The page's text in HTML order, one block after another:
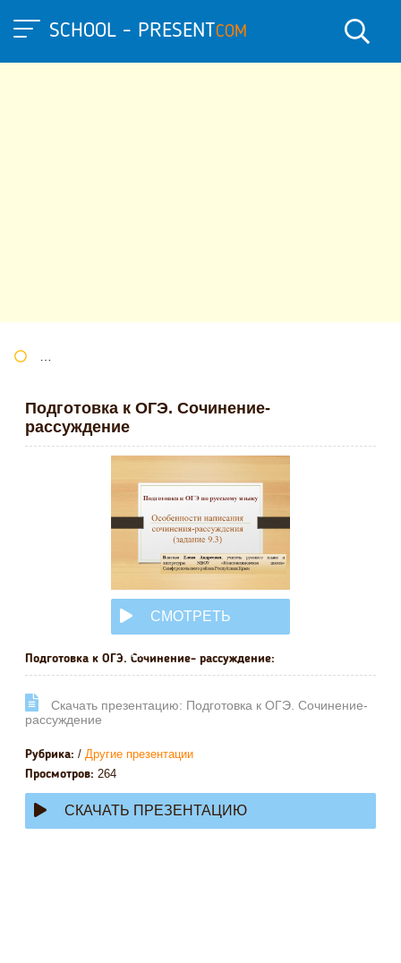
SCHOOL - PRESENTCOM
Подготовка к ОГЭ. Сочинение-
рассуждение
СМОТРЕТЬ
ОНЛАЙН
Подготовка к ОГЭ. Сочинение- рассуждение:
Cкачать презентацию: Подготовка к ОГЭ. Сочинение-
рассуждение
Рубрика: / Другие презентации
Просмотров: 264
СКАЧАТЬ ПРЕЗЕНТАЦИЮ